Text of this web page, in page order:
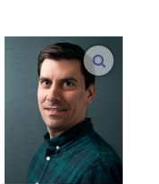
open